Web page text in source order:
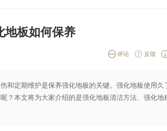
地板如何保养
评论 反馈
和定期维护是保养强化地板的关键。强化地板使用久
？本文将为大家介绍的是强化地板清洁方法、强化地